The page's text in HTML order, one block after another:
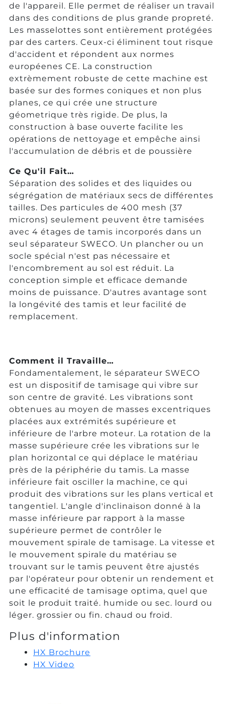
de l'appareil. Elle permet de réaliser un travail
dans des conditions de plus grande propreté.
Les masselottes sont entièrement protégées
par des carters. Ceux-ci éliminent tout risque
d'accident et répondent aux normes
européenes CE. La construction
extrèmement robuste de cette machine est
basée sur des formes coniques et non plus
planes, ce qui crée une structure
géometrique très rigide. De plus, la
construction à base ouverte facilite les
opérations de nettoyage et empêche ainsi
l'accumulation de débris et de poussière
Ce Qu'il Fait…
Séparation des solides et des liquides ou
ségrégation de matériaux secs de différentes
tailles. Des particules de 400 mesh (37
microns) seulement peuvent être tamisées
avec 4 étages de tamis incorporés dans un
seul séparateur SWECO. Un plancher ou un
socle spécial n'est pas nécessaire et
l'encombrement au sol est réduit. La
conception simple et efficace demande
moins de puissance. D'autres avantage sont
la longévité des tamis et leur facilité de
remplacement.
Comment il Travaille…
Fondamentalement, le séparateur SWECO
est un dispositif de tamisage qui vibre sur
son centre de gravité. Les vibrations sont
obtenues au moyen de masses excentriques
placées aux extrémités supérieure et
inférieure de l'arbre moteur. La rotation de la
masse supérieure crée les vibrations sur le
plan horizontal ce qui déplace le matériau
près de la périphérie du tamis. La masse
inférieure fait osciller la machine, ce qui
produit des vibrations sur les plans vertical et
tangentiel. L'angle d'inclinaison donné à la
masse inférieure par rapport à la masse
supérieure permet de contrôler le
mouvement spirale de tamisage. La vitesse et
le mouvement spirale du matériau se
trouvant sur le tamis peuvent être ajustés
par l'opérateur pour obtenir un rendement et
une efficacité de tamisage optima, quel que
soit le produit traité. humide ou sec. lourd ou
léger. grossier ou fin. chaud ou froid.
Plus d'information
HX Brochure
HX Video